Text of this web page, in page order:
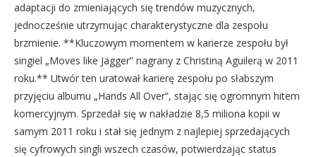
adaptacji do zmieniających się trendów muzycznych,
jednocześnie utrzymując charakterystyczne dla zespołu
brzmienie. **Kluczowym momentem w karierze zespołu był
singiel „Moves like Jagger” nagrany z Christiną Aguilerą w 2011
roku.** Utwór ten uratował karierę zespołu po słabszym
przyjęciu albumu „Hands All Over”, stając się ogromnym hitem
komercyjnym. Sprzedał się w nakładzie 8,5 miliona kopii w
samym 2011 roku i stał się jednym z najlepiej sprzedających
się cyfrowych singli wszech czasów, potwierdzając status